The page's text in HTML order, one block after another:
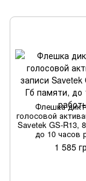
Флешка
голосовой
Savetek GS-R13,
до 10 часов
1 585